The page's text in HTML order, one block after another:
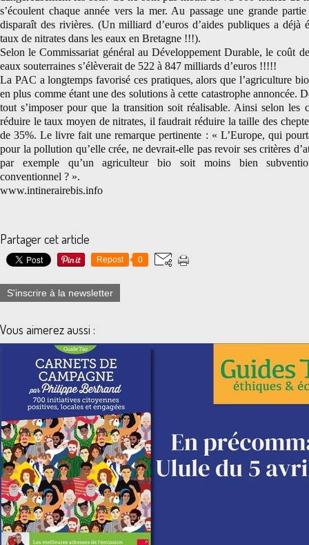
s’écoulent chaque année vers la mer. Au passage une grande partie
disparaît des rivières. (Un milliard d’euros d’aides publiques a déjà
taux de nitrates dans les eaux en Bretagne !!!).
Selon le Commissariat général au Développement Durable, le coût
eaux souterraines s’élèverait de 522 à 847 milliards d’euros !!!!!
La PAC a longtemps favorisé ces pratiques, alors que l’agriculture
en plus comme étant une des solutions à cette catastrophe annoncée.
tout s’imposer pour que la transition soit réalisable. Ainsi selon les
réduire le taux moyen de nitrates, il faudrait réduire la taille des
de 35%. Le livre fait une remarque pertinente : « L’Europe, qui
pour la pollution qu’elle crée, ne devrait-elle pas revoir ses critères
par exemple qu’un agriculteur bio soit moins bien
conventionnel ? ».
www.intinerairebis.info
Partager cet article
Repost 0
S'inscrire à la newsletter
Vous aimerez aussi :